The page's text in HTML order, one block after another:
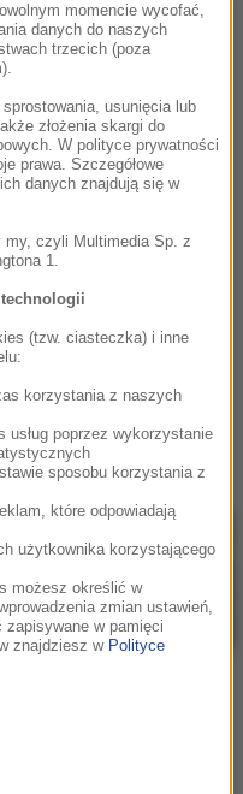
uwierzysz! Te
mają już 10 lat!
momencie wycofać,
danych do naszych
trzecich (poza
usunięcia lub
złożenia skargi do
W polityce prywatności
prawa. Szczegółowe
danych znajdują się w
czyli Multimedia Sp. z
1.
(tzw. ciasteczka) i inne
korzystania z naszych
usług poprzez wykorzystanie
sposobu korzystania z
które odpowiadają
użytkownika korzystającego
możesz określić w
zmian ustawień,
w pamięci
znajdziesz w Polityce